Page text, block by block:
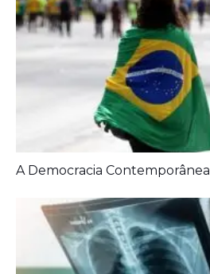
A Democracia Contemporânea